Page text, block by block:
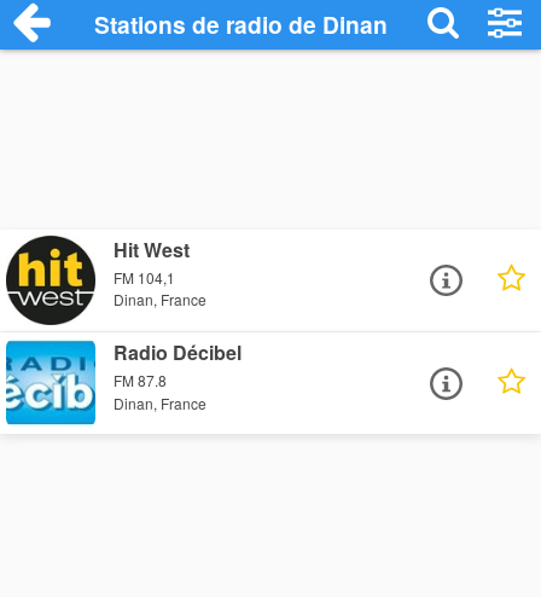
Stations de radio de Dinan
Hit West
FM 104,1
Dinan, France
Radio Décibel
FM 87.8
Dinan, France